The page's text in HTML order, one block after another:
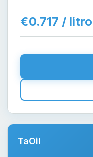
€0.717 / litro
TaOil